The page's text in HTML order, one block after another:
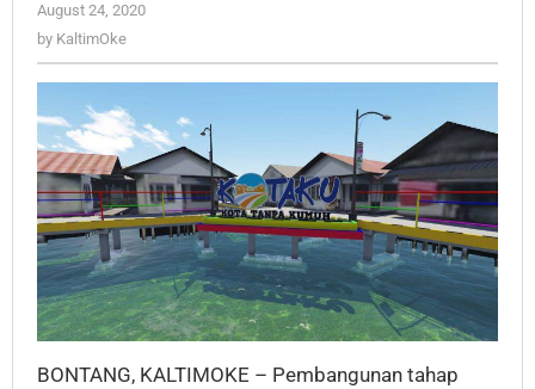
August 24, 2020
by KaltimOke
BONTANG, KALTIMOKE – Pembangunan tahap